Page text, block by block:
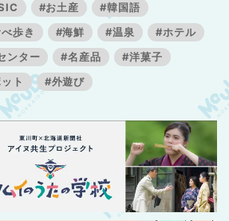
#お土産
#韓国語
歩き #海鮮 #温泉
#ホテル
ンター
#名産品
#洋菓子
ト #外遊び